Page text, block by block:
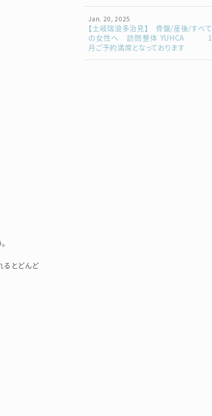
るとどんど
Jan. 20, 2025
【土岐瑞浪多治見】 骨盤/産後/すべて
の女性へ 訪問整体 YUHCA 1
月ご予約満席となっております